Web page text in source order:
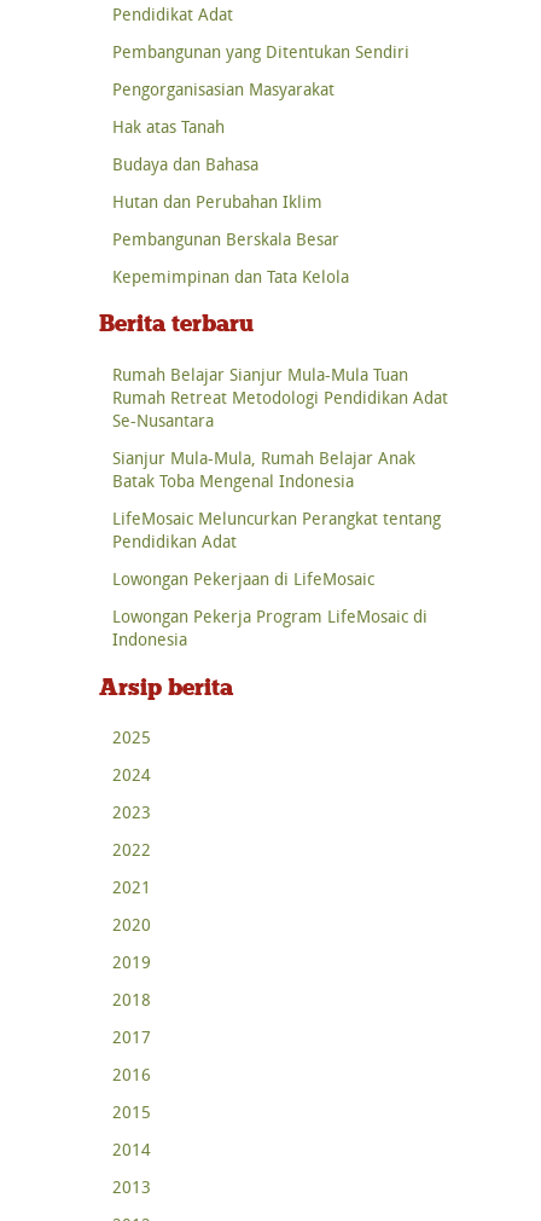
Pendidikat Adat
Pembangunan yang Ditentukan Sendiri
Pengorganisasian Masyarakat
Hak atas Tanah
Budaya dan Bahasa
Hutan dan Perubahan Iklim
Pembangunan Berskala Besar
Kepemimpinan dan Tata Kelola
Berita terbaru
Rumah Belajar Sianjur Mula-Mula Tuan
Rumah Retreat Metodologi Pendidikan Adat
Se-Nusantara
Sianjur Mula-Mula, Rumah Belajar Anak
Batak Toba Mengenal Indonesia
LifeMosaic Meluncurkan Perangkat tentang
Pendidikan Adat
Lowongan Pekerjaan di LifeMosaic
Lowongan Pekerja Program LifeMosaic di
Indonesia
Arsip berita
2025
2024
2023
2022
2021
2020
2019
2018
2017
2016
2015
2014
2013